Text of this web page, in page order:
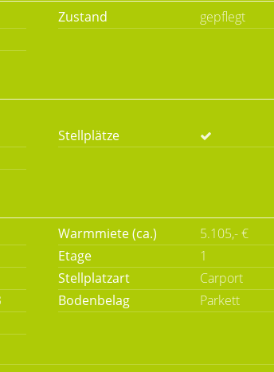
Zustand
gepflegt
Stellplätze
Warmmiete (ca.)
5.105,- €
Etage
1
Stellplatzart
Carport
Bodenbelag
Parkett